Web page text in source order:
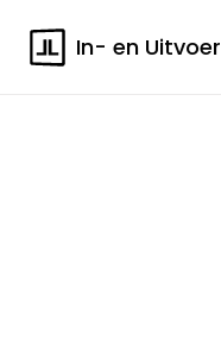
In- en Uitvoer